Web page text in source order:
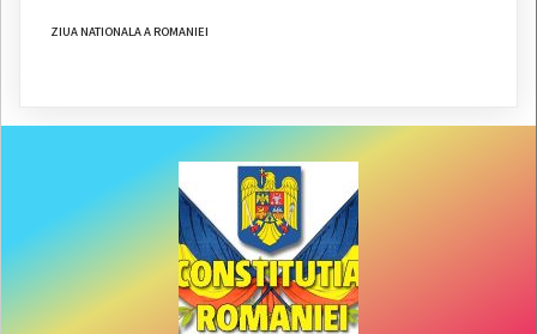
ZIUA NATIONALA A ROMANIEI